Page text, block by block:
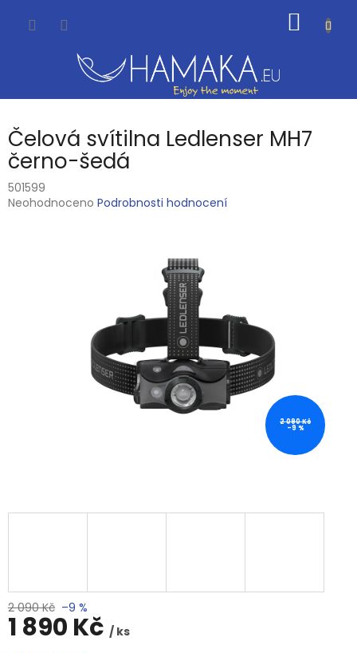
KOŠÍK
Čelová svítilna Ledlenser MH7
černo-šedá
501599
Průměrné
Neohodnoceno Podrobnosti hodnocení
2 090 Kč
–9 %
2 090 Kč –9 %
1 890 Kč / ks